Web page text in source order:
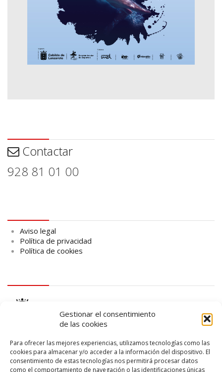
Gestionar el consentimiento
de las cookies
Para ofrecer las mejores experiencias, utilizamos tecnologías como las
cookies para almacenar y/o acceder a la información del dispositivo. El
consentimiento de estas tecnologías nos permitirá procesar datos
como el comportamiento de navegación o las identificaciones únicas
Contactar
928 81 01 00
Aviso legal
Política de privacidad
Política de cookies
logo SID